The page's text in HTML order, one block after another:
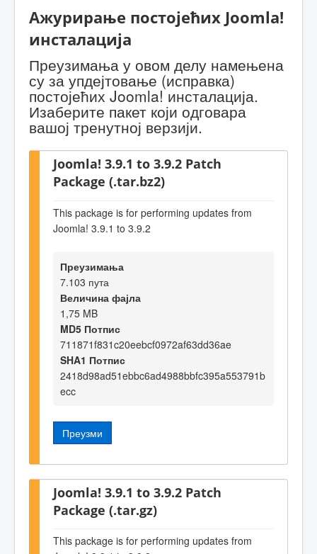
Ажурирање постојећих Joomla!
инсталација
Преузимања у овом делу намењена
су за упдејтовање (исправка)
постојећих Joomla! инсталација.
Изаберите пакет који одговара
вашој тренутној верзији.
Joomla! 3.9.1 to 3.9.2 Patch
Package (.tar.bz2)
This package is for performing updates from
Joomla! 3.9.1 to 3.9.2
Преузимања
7.103 пута
Величина фајла
1,75 MB
MD5 Потпис
711871f831c20eebcf0972af63dd36ae
SHA1 Потпис
2418d98ad51ebbc6ad4988bbfc395a553791b
ecc
Преузми
Joomla! 3.9.1 to 3.9.2 Patch
Package (.tar.gz)
This package is for performing updates from